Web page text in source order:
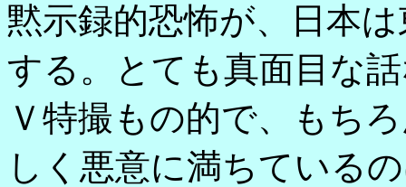
黙示録的恐怖が、日本
する。とても真面目な
Ｖ特撮もの的で、もち
しく悪意に満ちている